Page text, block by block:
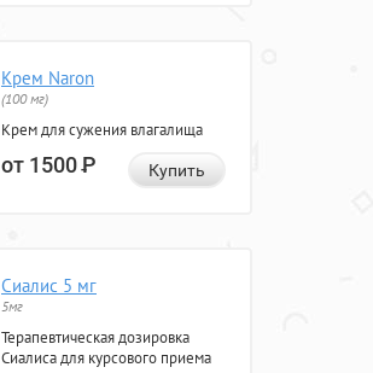
Крем Naron
(100 мг)
Крем для сужения влагалища
от 1500Р Купить
Сиалис 5 мг
5мг
Терапевтическая дозировка
Сиалиса для курсового приема